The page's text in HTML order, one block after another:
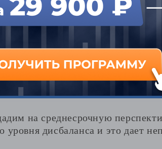
конструкция и
Тейк-профит стоит
Остаток в таком случае
среднесрочной
на среднесрочную
уровня дисбаланса и это дает